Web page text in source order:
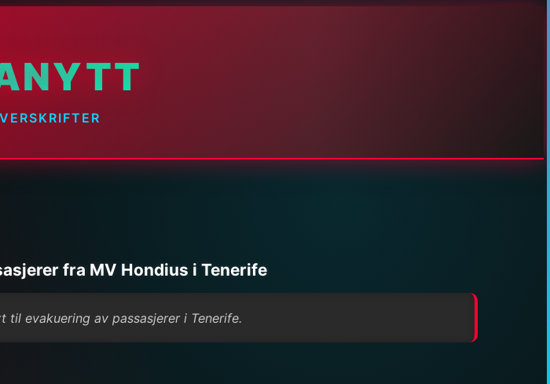
fra MV Hondius i Tenerife
evakuering av passasjerer i Tenerife.